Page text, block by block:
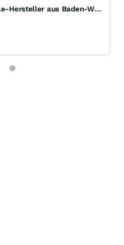
hGears AG - Getriebeteile-Hersteller aus Baden-Württemberg